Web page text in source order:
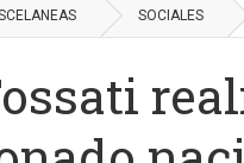
SOCIALES